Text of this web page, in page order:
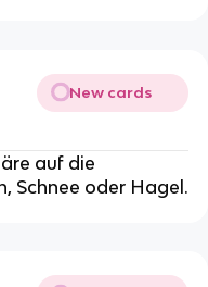
New cards
auf die
Schnee oder Hagel.